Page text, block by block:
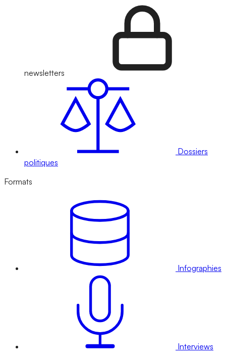
newsletters
Dossiers
politiques
Formats
Infographies
Interviews